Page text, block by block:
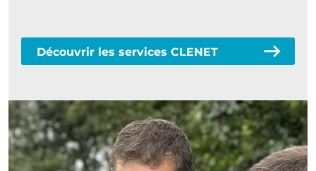
Découvrir les services CLENET